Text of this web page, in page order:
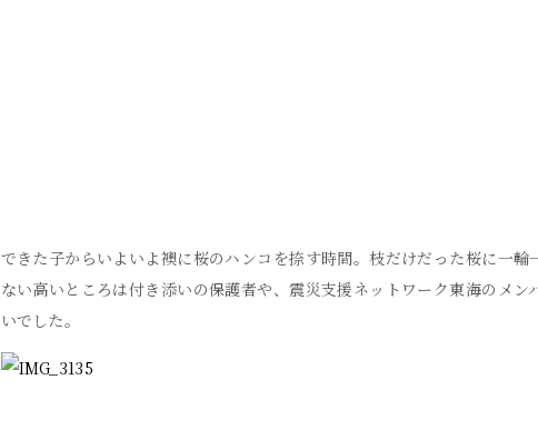
できた子からいよいよ襖に桜のハンコを捺す時間。枝だけだった桜に一
ない高いところは付き添いの保護者や、震災支援ネットワーク東海のメ
いでした。